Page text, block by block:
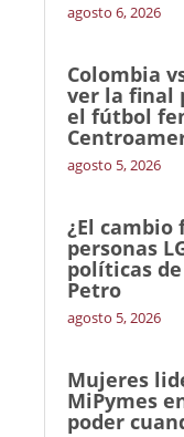
agosto 6, 2026
Colombia
ver la final
el fútbol
agosto 5, 2026
¿El cambio
personas
políticas
Petro
agosto 5, 2026
Mujeres
MiPymes
poder